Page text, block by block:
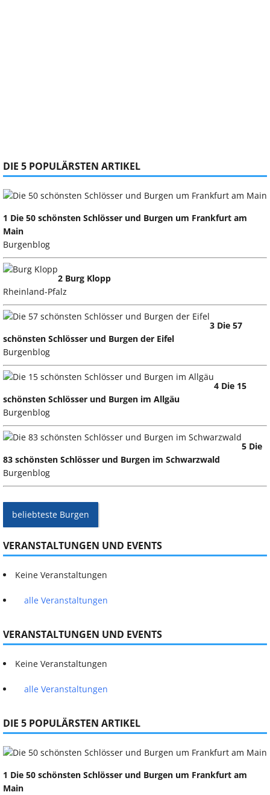
DIE 5 POPULÄRSTEN ARTIKEL
1 Die 50 schönsten Schlösser und Burgen um Frankfurt am
Main
Burgenblog
2 Burg Klopp
Rheinland-Pfalz
3 Die 57
schönsten Schlösser und Burgen der Eifel
Burgenblog
4 Die 15
schönsten Schlösser und Burgen im Allgäu
Burgenblog
5 Die
83 schönsten Schlösser und Burgen im Schwarzwald
Burgenblog
beliebteste Burgen
VERANSTALTUNGEN UND EVENTS
Keine Veranstaltungen
alle Veranstaltungen
VERANSTALTUNGEN UND EVENTS
Keine Veranstaltungen
alle Veranstaltungen
DIE 5 POPULÄRSTEN ARTIKEL
1 Die 50 schönsten Schlösser und Burgen um Frankfurt am
Main